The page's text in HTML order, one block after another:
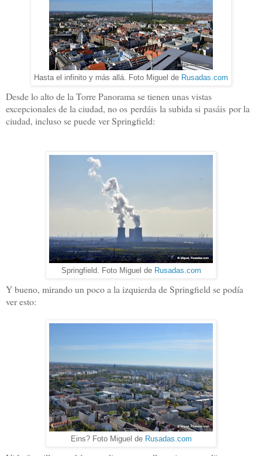
Hasta el infinito y más allá. Foto Miguel de Rusadas.com
Desde lo alto de la Torre Panorama se tienen unas vistas
excepcionales de la ciudad, no os perdáis la subida si pasáis por la
ciudad, incluso se puede ver Springfield:
Springfield. Foto Miguel de Rusadas.com
Y bueno, mirando un poco a la izquierda de Springfield se podía
ver esto:
Eins? Foto Miguel de Rusadas.com